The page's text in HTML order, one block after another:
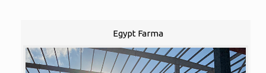
Egypt Farma